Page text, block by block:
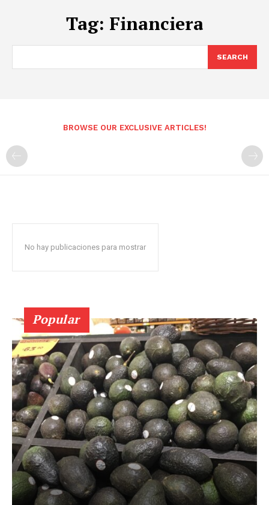
Tag: Financiera
SEARCH
BROWSE OUR EXCLUSIVE ARTICLES!
No hay publicaciones para mostrar
Popular